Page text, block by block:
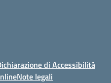
di Accessibilità
Note legali